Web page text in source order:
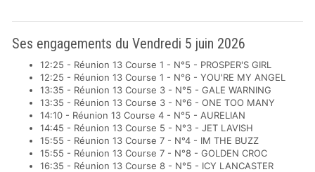
Ses engagements du Vendredi 5 juin 2026
12:25 - Réunion 13 Course 1 - N°5 - PROSPER'S GIRL
12:25 - Réunion 13 Course 1 - N°6 - YOU'RE MY ANGEL
13:35 - Réunion 13 Course 3 - N°5 - GALE WARNING
13:35 - Réunion 13 Course 3 - N°6 - ONE TOO MANY
14:10 - Réunion 13 Course 4 - N°5 - AURELIAN
14:45 - Réunion 13 Course 5 - N°3 - JET LAVISH
15:55 - Réunion 13 Course 7 - N°4 - IM THE BUZZ
15:55 - Réunion 13 Course 7 - N°8 - GOLDEN CROC
16:35 - Réunion 13 Course 8 - N°5 - ICY LANCASTER